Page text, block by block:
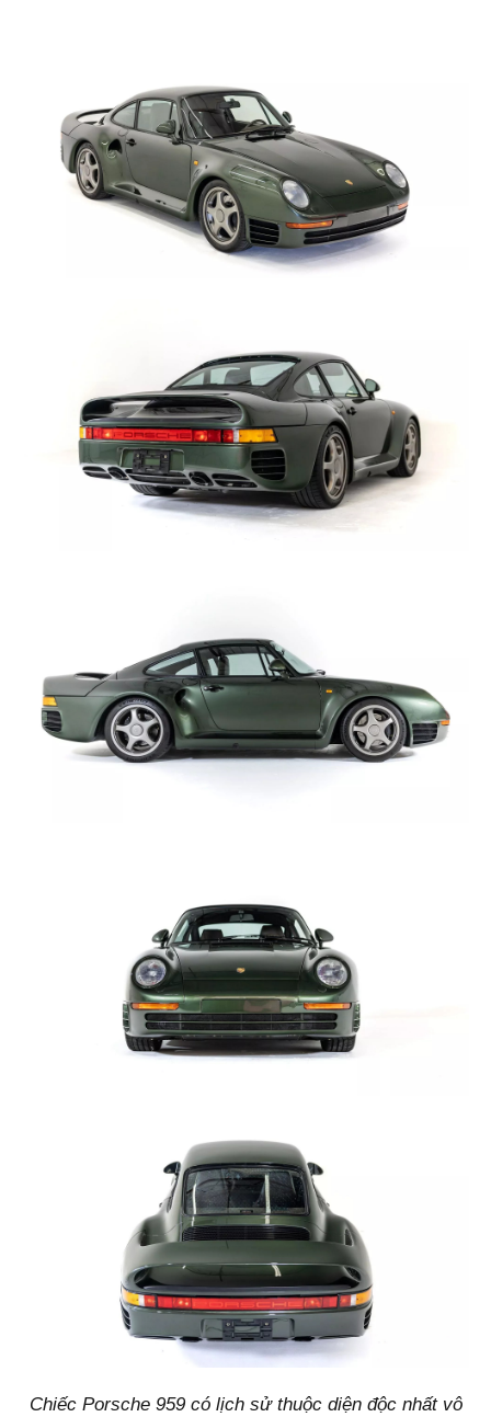
Chiếc Porsche 959 có lịch sử thuộc diện độc nhất vô